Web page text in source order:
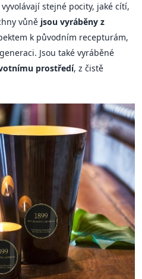
stejné pocity, jaké cítí,
vůně jsou vyráběny z
k původním recepturám,
Jsou také vyráběné
prostředí, z čistě